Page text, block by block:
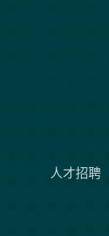
人才招聘